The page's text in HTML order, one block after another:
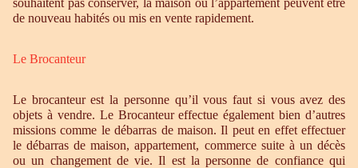
souhaitent pas conserver, la maison ou l’appartement peuvent être
de nouveau habités ou mis en vente rapidement.
Le Brocanteur
Le brocanteur est la personne qu’il vous faut si vous avez des
objets à vendre. Le Brocanteur effectue également bien d’autres
missions comme le débarras de maison. Il peut en effet effectuer
le débarras de maison, appartement, commerce suite à un décès
ou un changement de vie. Il est la personne de confiance qui